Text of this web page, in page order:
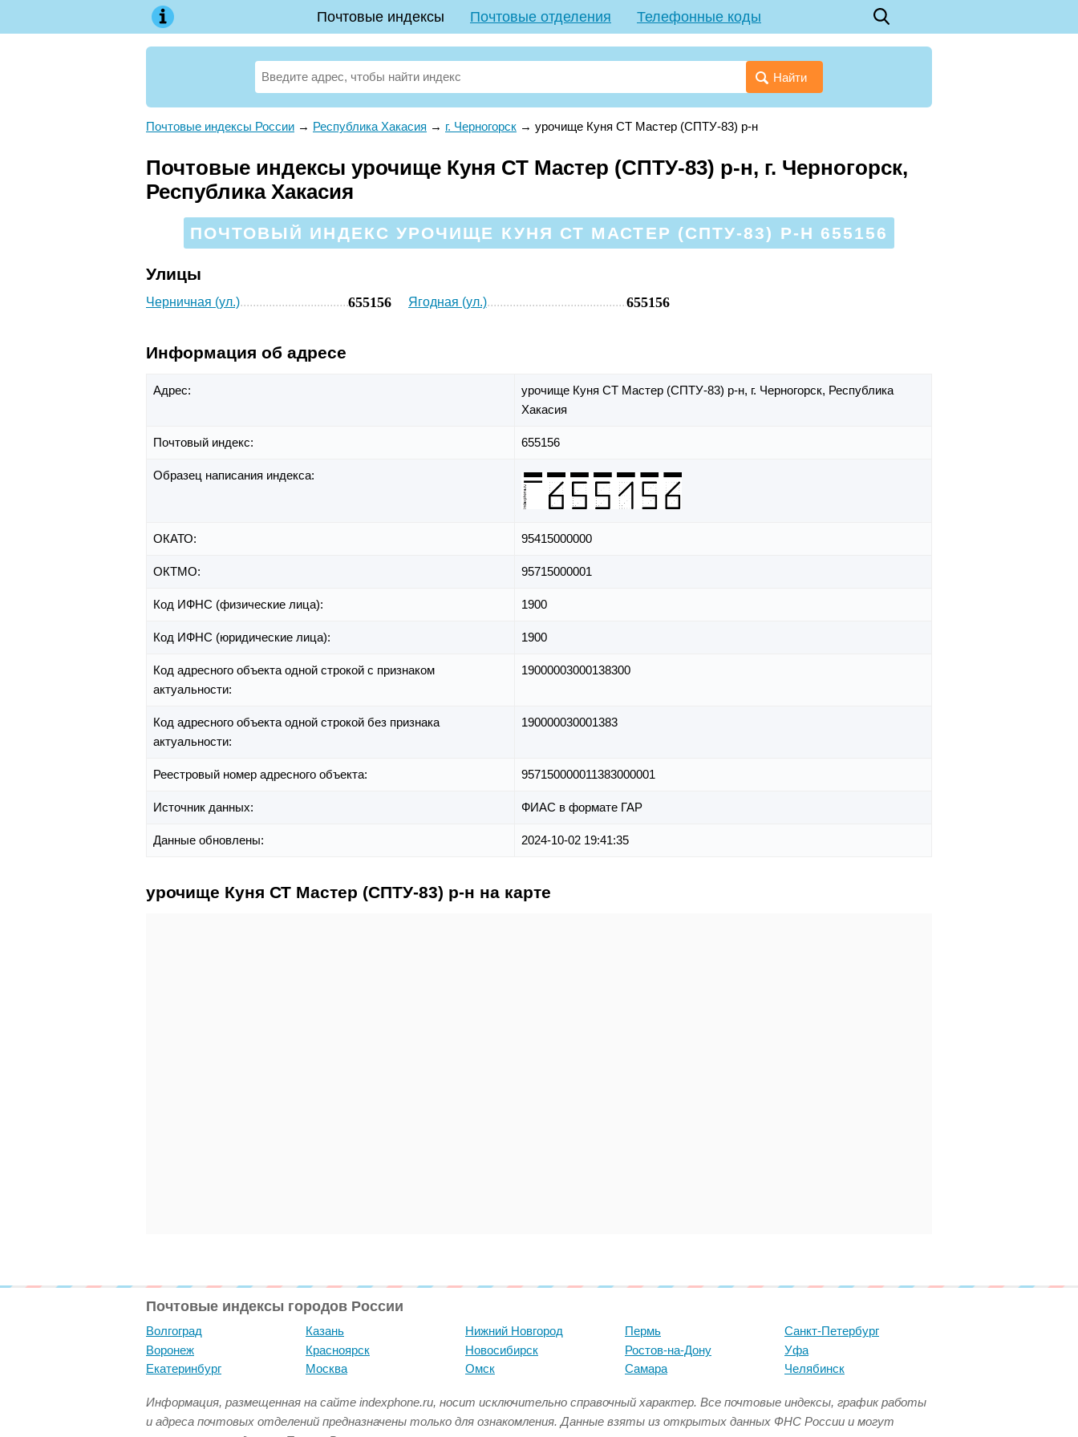
Почтовые индексы Почтовые отделения Телефонные коды
Найти
Почтовые индексы России → Республика Хакасия → г. Черногорск → урочище Куня СТ Мастер (СПТУ-83) р-н
Почтовые индексы урочище Куня СТ Мастер (СПТУ-83) р-н, г. Черногорск,
Республика Хакасия
ПОЧТОВЫЙ ИНДЕКС УРОЧИЩЕ КУНЯ СТ МАСТЕР (СПТУ-83) Р-Н 655156
Улицы
Черничная (ул.) 655156 Ягодная (ул.) 655156
Информация об адресе
Адрес: урочище Куня СТ Мастер (СПТУ-83) р-н, г. Черногорск, Республика
Хакасия
Почтовый индекс: 655156
Образец написания индекса:
ОКАТО: 95415000000
ОКТМО: 95715000001
Код ИФНС (физические лица): 1900
Код ИФНС (юридические лица): 1900
Код адресного объекта одной строкой с признаком
актуальности:
19000003000138300
Код адресного объекта одной строкой без признака
актуальности:
190000030001383
Реестровый номер адресного объекта: 957150000011383000001
Источник данных: ФИАС в формате ГАР
Данные обновлены: 2024-10-02 19:41:35
урочище Куня СТ Мастер (СПТУ-83) р-н на карте
Почтовые индексы городов России
Волгоград
Воронеж
Екатеринбург
Казань
Красноярск
Москва
Нижний Новгород
Новосибирск
Омск
Пермь
Ростов-на-Дону
Самара
Санкт-Петербург
Уфа
Челябинск
Информация, размещенная на сайте indexphone.ru, носит исключительно справочный характер. Все почтовые индексы, график работы
и адреса почтовых отделений предназначены только для ознакомления. Данные взяты из открытых данных ФНС России и могут